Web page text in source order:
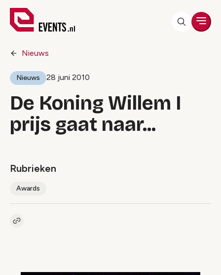
Nieuws
Nieuws 28 juni 2010
De Koning Willem I
prijs gaat naar...
Rubrieken
Awards
Kopieer link naar artikel